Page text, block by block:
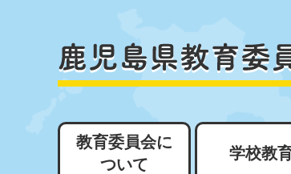
教育委員会に
ついて
学校教